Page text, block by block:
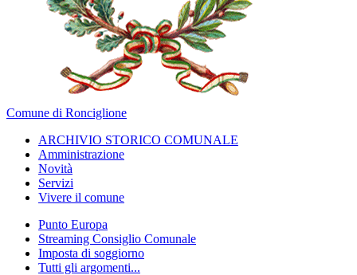
Comune di Ronciglione
ARCHIVIO STORICO COMUNALE
Amministrazione
Novità
Servizi
Vivere il comune
Punto Europa
Streaming Consiglio Comunale
Imposta di soggiorno
Tutti gli argomenti...